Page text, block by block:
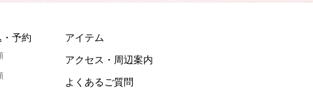
予約
アイテム
アクセス・周辺案内
よくあるご質問